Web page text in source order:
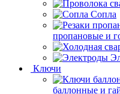
Сопла
пропановые и
Ключи
баллонные и